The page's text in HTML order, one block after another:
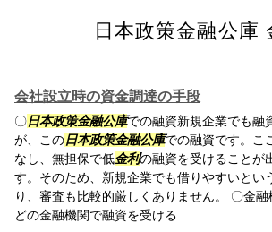
日本政策金融公庫
会社設立時の資金調達の手段
〇日本政策金融公庫での融資新規企業でも融
が、この日本政策金融公庫での融資です。こ
なし、無担保で低金利の融資を受けることが
す。そのため、新規企業でも借りやすいとい
り、審査も比較的厳しくありません。 〇金
どの金融機関で融資を受ける...